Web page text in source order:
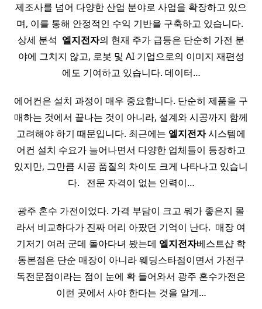
제조사를 넘어 다양한 산업 분야로 사업을 확장하고 있으
며, 이를 통해 안정적인 수익 기반을 구축하고 있습니다. ​
상세 분석 ​ 엘지전자의 현재 주가 급등은 단순히 가전 분
야에 그치지 않고, 로봇 및 AI 기업으로의 이미지 재편성
에도 기여하고 있습니다. 데이터…
에어컨은 설치 과정이 매우 중요합니다. 단순히 제품을 구
매하는 것에서 끝나는 것이 아니라, 설계와 시공까지 함께
고려해야 하기 때문입니다. 최근에는 엘지전자시스템에
어컨 설치 수요가 늘어나면서 다양한 업체들이 등장하고
있지만, 그만큼 시공 품질의 차이도 크게 나타나고 있습니
다. ​ ​ 전문 자격이 없는 인력이…
광주 혼수 가전이었다. 가격 부담이 크고 뭐가 좋은지 몰
라서 비교하다가 진짜 머리 아팠던 기억이 난다. ​ 매장 여
기저기 여러 군데 돌아다녀 봤는데 엘지전자베스트샵 학
동본점은 단순 매장이 아니라 웨딩스타점이면서 가전구
독전문점이라는 점이 눈에 확 들어와서 광주 혼수가전은
이런 곳에서 사야 한다는 것을 알게…